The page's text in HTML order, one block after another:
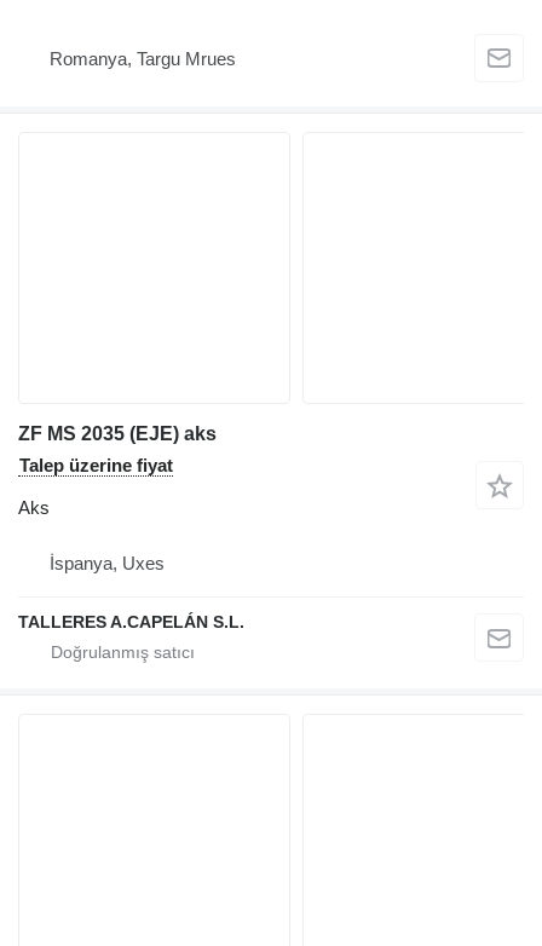
Romanya, Targu Mrues
ZF MS 2035 (EJE) aks
Talep üzerine fiyat
Aks
İspanya, Uxes
TALLERES A.CAPELÁN S.L.